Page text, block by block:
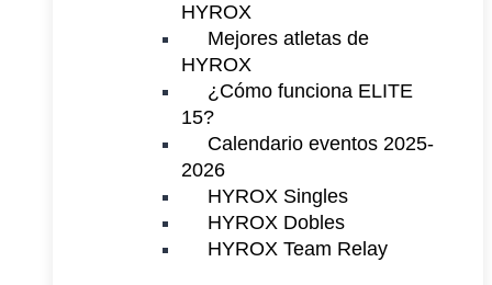
HYROX
Mejores atletas de
HYROX
¿Cómo funciona ELITE
15?
Calendario eventos 2025-
2026
HYROX Singles
HYROX Dobles
HYROX Team Relay